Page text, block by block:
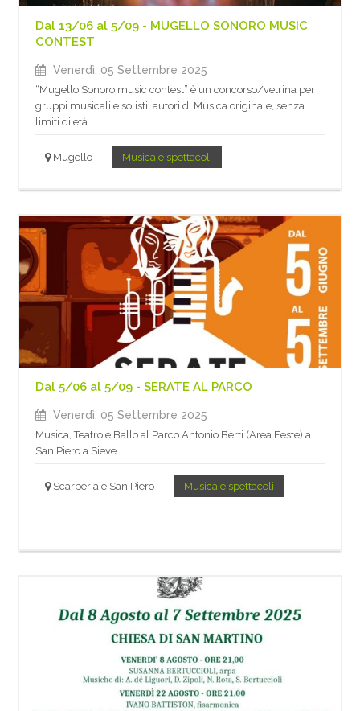
Dal 13/06 al 5/09 - MUGELLO SONORO MUSIC
CONTEST
Venerdì, 05 Settembre 2025
“Mugello Sonoro music contest” è un concorso/vetrina per
gruppi musicali e solisti, autori di Musica originale, senza
limiti di età
Mugello Musica e spettacoli
Dal 5/06 al 5/09 - SERATE AL PARCO
Venerdì, 05 Settembre 2025
Musica, Teatro e Ballo al Parco Antonio Berti (Area Feste) a
San Piero a Sieve
Scarperia e San Piero Musica e spettacoli